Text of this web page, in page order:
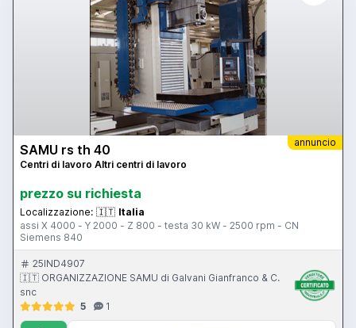
annuncio
SAMU rs th 40
Centri di lavoro Altri centri di lavoro
prezzo su richiesta
Localizzazione: 🇮🇹 Italia
assi X 4000 - Y 2000 - Z 800 - testa 30 kW - 2500 rpm - CN
Siemens 840
25IND4907
🇮🇹 ORGANIZZAZIONE SAMU di Galvani Gianfranco & C.
snc
5
1